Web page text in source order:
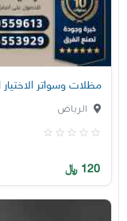
مظلات وسواتر
الرياض
120 ﷼